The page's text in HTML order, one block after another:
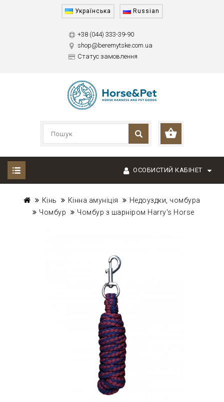
Українська Russian
+38 (044) 333-39-90
shop@beremytske.com.ua
Статус замовлення
ОСОБИСТИЙ КАБІНЕТ
Кінь Кінна амуніція
Недоуздки, чомбура
Чомбур
Чомбур з шарніром Harry's Horse